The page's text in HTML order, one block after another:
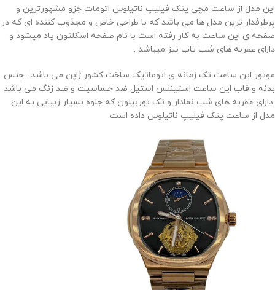
این مدل از ساعت مچی پتک فیلیپ ناتیلوس اتومات جزو مشهورترین و
پرطرفدار ترین مدل ها می باشد که با طراحی خاص و مجذوب کننده ای که در
صفحه ی این ساعت به کار رفته است با نام صفحه اسکلتون یاد میشود و
دارای عقربه های شب تاب نیز میباشد .
موتور این ساعت تک زمانه ی اتوماتیک ساخت کشور ژاپن می باشد . جنس
بدنه و قاب این ساعت استینلس استیل ضد حساسیت و ضد زنگ می باشد
.دارای عقربه های شب نمادار و تک توربیلون که جلوه بسیار زیبایی به این
مدل از ساعت پتک فیلیپ ناتیلوس داده است.